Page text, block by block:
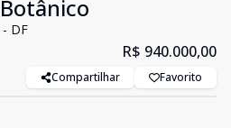
DF
R$ 940.000,00
Compartilhar Favorito